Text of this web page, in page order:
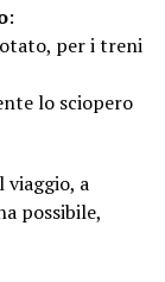
:
per i treni
lo sciopero
a
possibile,